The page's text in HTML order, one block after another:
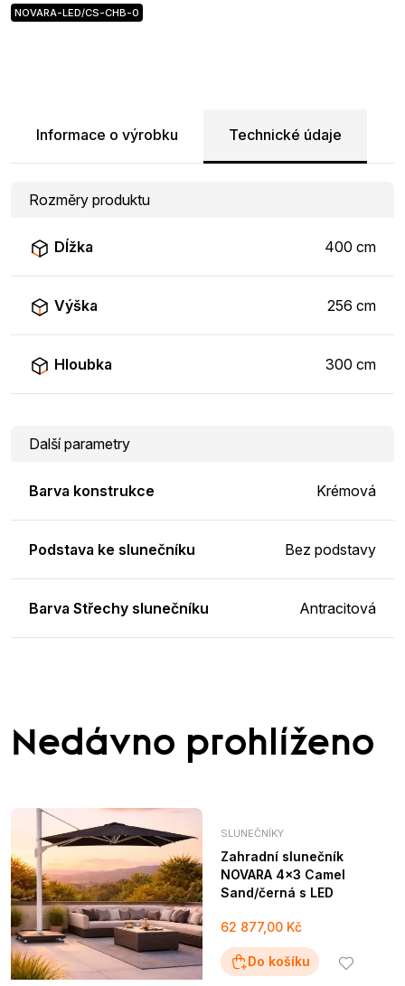
NOVARA-LED/CS-CHB-0
Informace o výrobku Technické údaje
Rozměry produktu
Dĺžka 400 cm
Výška 256 cm
Hloubka 300 cm
Další parametry
Barva konstrukce Krémová
Podstava ke slunečníku Bez podstavy
Barva Střechy slunečníku Antracitová
Nedávno prohlíženo
SLUNEČNÍKY
Zahradní slunečník
NOVARA 4×3 Camel
Sand/černá s LED
62 877,00 Kč
Do košíku